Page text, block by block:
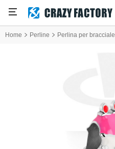
Home Perline Perlina per bracciale